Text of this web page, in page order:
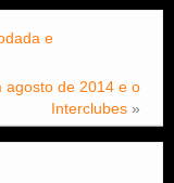
e
agosto de 2014 e o
Interclubes »